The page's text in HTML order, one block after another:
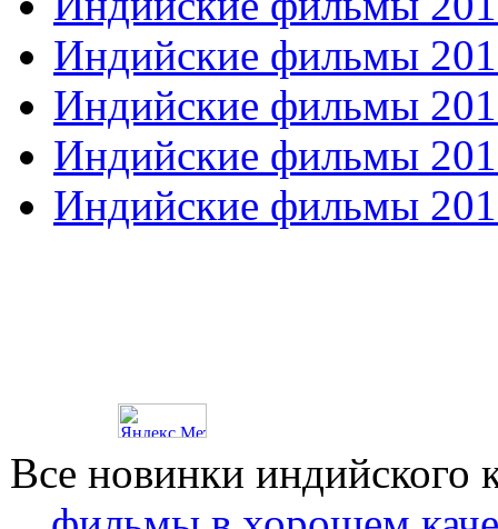
Индийские фильмы
Индийские фильмы
Индийские фильмы
Индийские фильмы
Все новинки